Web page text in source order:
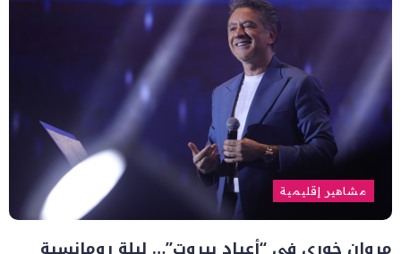
مشاهير إقليمية